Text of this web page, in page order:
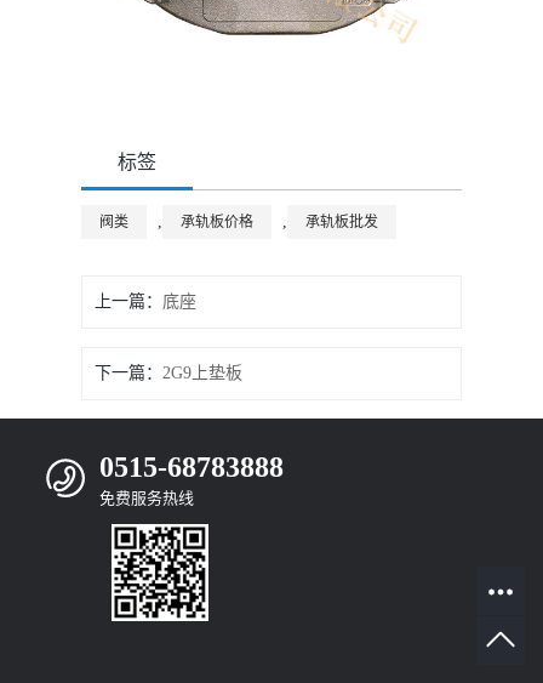
标签
阀类 , 承轨板价格 , 承轨板批发
上一篇： 底座
下一篇：2G9上垫板
0515-68783888
免费服务热线